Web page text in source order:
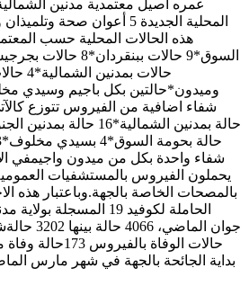
المحلية الجديدة 5 أعوان
حالات
بالمصحات الخاصة بالجهة.وباعتبار هذه
جوان
حالات الوفاة
بداية الجائحة بالجهة في شهر مارس